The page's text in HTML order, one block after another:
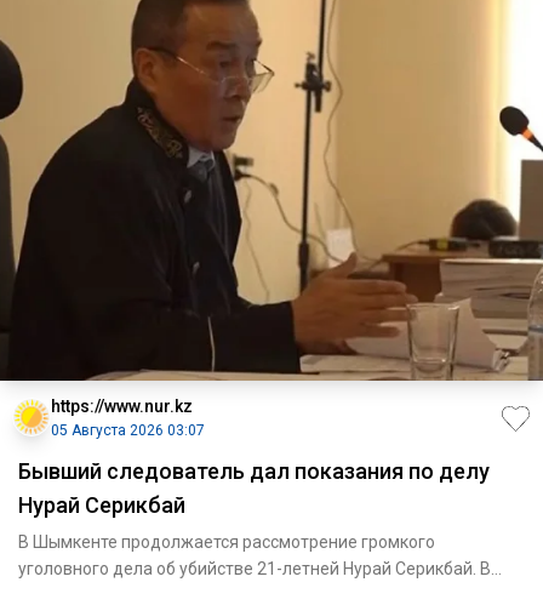
https://www.nur.kz
05 Августа 2026 03:07
Бывший следователь дал показания по делу
Нурай Серикбай
В Шымкенте продолжается рассмотрение громкого
уголовного дела об убийстве 21-летней Нурай Серикбай. В